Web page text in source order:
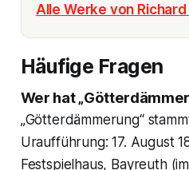
Alle Werke von
Häufige Fragen
Wer hat
„Götterdämmerung“
Uraufführung: 17. August
Festspielhaus, Bayreuth